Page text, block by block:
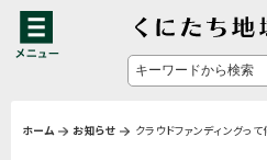
ホーム お知らせ クラウドファンディングって